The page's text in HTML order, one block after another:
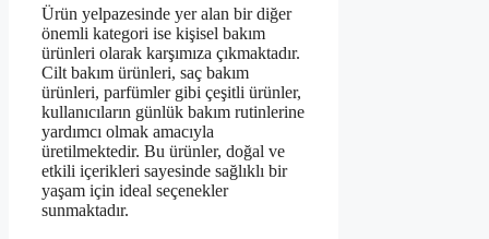
Ürün yelpazesinde yer alan bir diğer
önemli kategori ise kişisel bakım
ürünleri olarak karşımıza çıkmaktadır.
Cilt bakım ürünleri, saç bakım
ürünleri, parfümler gibi çeşitli ürünler,
kullanıcıların günlük bakım rutinlerine
yardımcı olmak amacıyla
üretilmektedir. Bu ürünler, doğal ve
etkili içerikleri sayesinde sağlıklı bir
yaşam için ideal seçenekler
sunmaktadır.